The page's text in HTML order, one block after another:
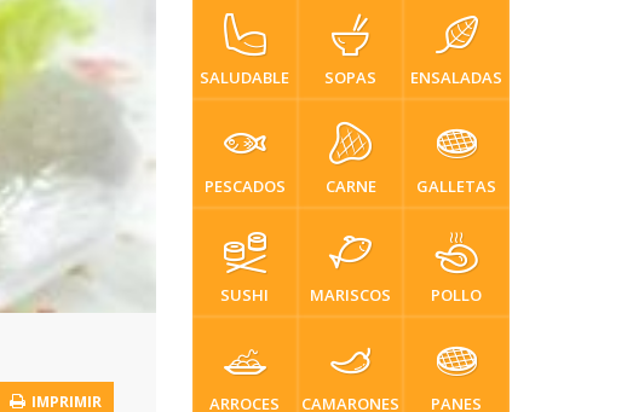
IMPRIMIR
SALUDABLE SOPAS ENSALADAS
PESCADOS CARNE GALLETAS
SUSHI MARISCOS POLLO
ARROCES CAMARONES PANES